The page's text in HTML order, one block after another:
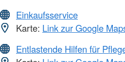
Einkaufsservice
Karte: Link zur Google
Entlastende Hilfen für